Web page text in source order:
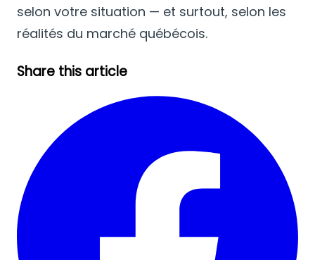
selon votre situation — et surtout, selon les
réalités du marché québécois.
Share this article